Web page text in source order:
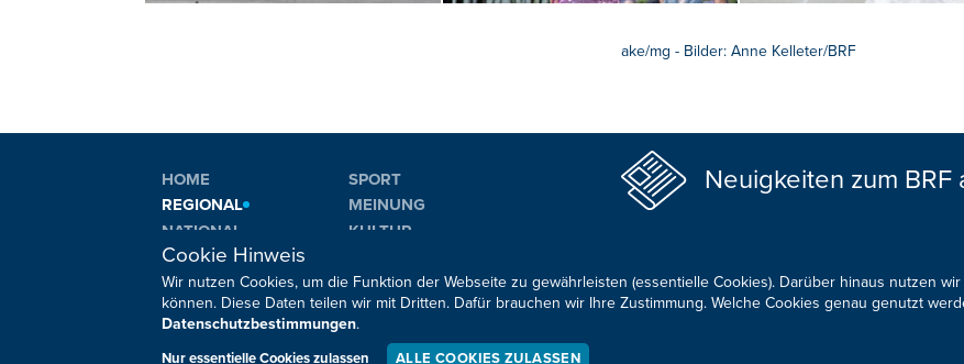
ake/mg - Bilder: Anne Kelleter/BRF
HOME
REGIONAL
NATIONAL
INTERNATIONAL
SPORT
MEINUNG
KULTUR
Neuigkeiten zum
Sie haben noch Fragen oder Anmerkungen?
Cookie Hinweis
Wir nutzen Cookies, um die Funktion der Webseite zu gewährleisten (essentielle Cookies). Darüber hinaus nutzen
können. Diese Daten teilen wir mit Dritten. Dafür brauchen wir Ihre Zustimmung. Welche Cookies genau genutzt
Datenschutzbestimmungen.
Nur essentielle Cookies zulassen ALLE COOKIES ZULASSEN